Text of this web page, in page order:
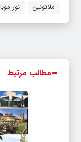
ملاتونین
نور
مطالب مرتبط